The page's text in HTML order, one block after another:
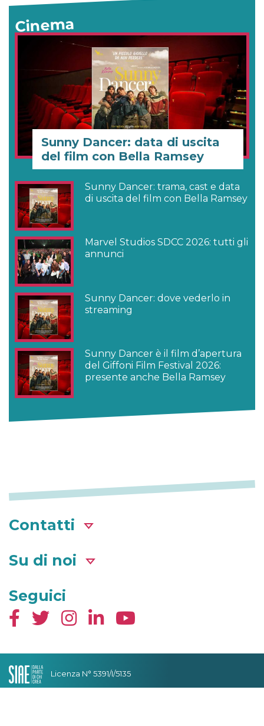
Cinema
Sunny Dancer: data di uscita
del film con Bella Ramsey
Sunny Dancer: trama, cast e data
di uscita del film con Bella Ramsey
Marvel Studios SDCC 2026: tutti gli
annunci
Sunny Dancer: dove vederlo in
streaming
Sunny Dancer è il film d’apertura
del Giffoni Film Festival 2026:
presente anche Bella Ramsey
Contatti
Su di noi
Seguici
Licenza N° 5391/I/5135